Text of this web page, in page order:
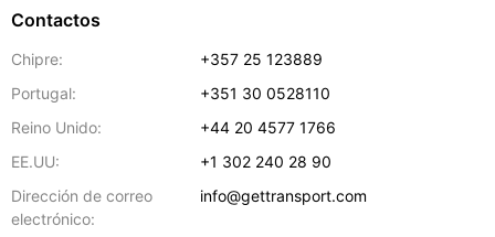
Contactos
Chipre:
+357 25 123889
Portugal:
+351 30 0528110
Reino Unido:
+44 20 4577 1766
EE.UU:
+1 302 240 28 90
Dirección de correo
electrónico:
info@gettransport.com